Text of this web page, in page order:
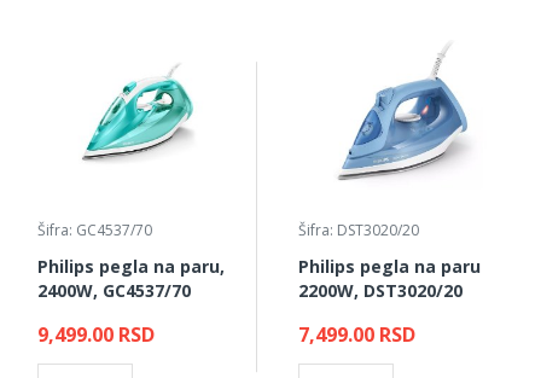
Šifra: GC4537/70
Philips pegla na paru,
2400W, GC4537/70
9,499.00 RSD
Šifra: DST3020/20
Philips pegla na paru
2200W, DST3020/20
7,499.00 RSD